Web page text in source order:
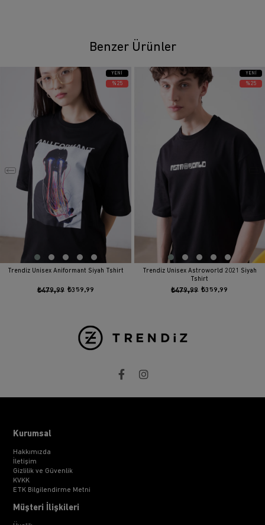
Benzer Ürünler
Trendiz Unisex Aniformant Siyah Tshirt
₺359,99
₺479,99
YENI
ÜRÜN
%25
Trendiz Unisex Astroworld 2021 Siyah
Tshirt
₺359,99
₺479,99
YENI
ÜRÜN
%25
Kurumsal
Hakkımızda
İletişim
Gizlilik ve Güvenlik
KVKK
ETK Bilgilendirme Metni
Müşteri İlişkileri